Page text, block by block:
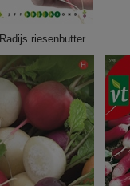
Radijs riesenbutter